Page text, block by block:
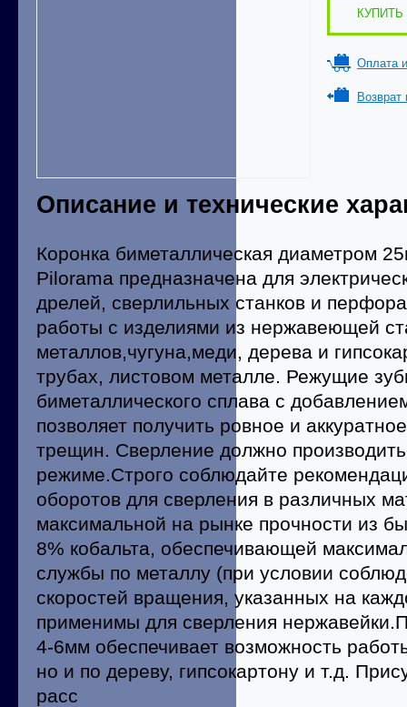
КУПИТЬ
Оплата
Возврат
Описание и технические
Коронка биметаллическая диаметром
Pilorama предназначена для
дрелей, сверлильных станков и
работы с изделиями из нержавеющей
металлов,чугуна,меди, дерева и
трубах, листовом металле. Режущие
биметаллического сплава с
позволяет получить ровное и
трещин. Сверление должно
режиме.Строго соблюдайте
оборотов для сверления в различных
максимальной на рынке прочности из
8% кобальта, обеспечивающей
службы по металлу (при условии
скоростей вращения, указанных на
применимы для сверления
4-6мм обеспечивает возможность
но и по дереву, гипсокартону и т.д.
расс